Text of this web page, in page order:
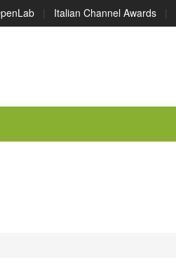
| Italian Channel Awards |